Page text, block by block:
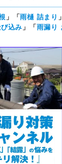
」「雨樋 詰まり
込み 」「雨漏り